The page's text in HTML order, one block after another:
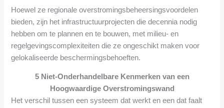
Hoewel ze regionale overstromingsbeheersingsvoordelen
bieden, zijn het infrastructuurprojecten die decennia nodig
hebben om te plannen en te bouwen, met milieu- en
regelgevingscomplexiteiten die ze ongeschikt maken voor
gelokaliseerde beschermingsbehoeften.
5 Niet-Onderhandelbare Kenmerken van een
Hoogwaardige Overstromingswand
Het verschil tussen een systeem dat werkt en een dat faalt